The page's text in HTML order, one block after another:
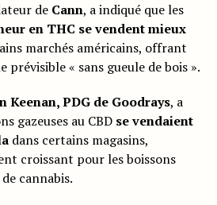
de Cann, a indiqué que les
en THC se vendent mieux
marchés américains, offrant
prévisible « sans gueule de bois ».
Keenan, PDG de Goodrays, a
gazeuses au CBD se vendaient
dans certains magasins,
croissant pour les boissons
cannabis.